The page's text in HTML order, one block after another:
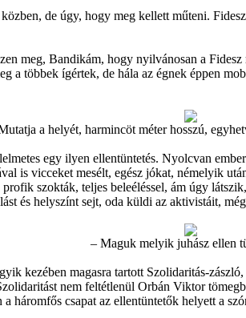
de úgy, hogy meg kellett műteni.
meg, Bandikám, hogy nyilvánosan a
a többek ígértek, de hála az égnek éppen
a helyét, harmincöt méter hosszú,
egy ilyen ellentüntetés. Nyolcvan
is vicceket mesélt, egész jókat, némelyik
szokták, teljes beleéléssel, ám úgy
és helyszínt sejt, oda küldi az aktivistáit,
– Maguk melyik juhász ellen
kezében magasra tartott Szolidaritás-
nem feltétlenül Orbán Viktor
háromfős csapat az ellentüntetők helyett a